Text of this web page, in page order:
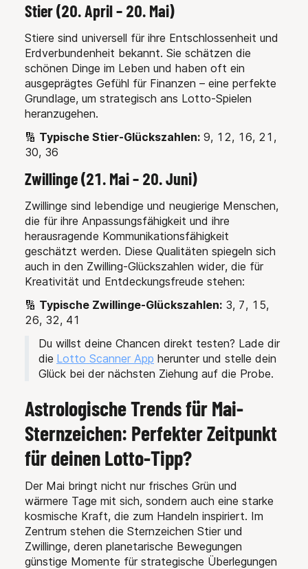
Stier (20. April – 20. Mai)
Stiere sind universell für ihre Entschlossenheit und
Erdverbundenheit bekannt. Sie schätzen die
schönen Dinge im Leben und haben oft ein
ausgeprägtes Gefühl für Finanzen – eine perfekte
Grundlage, um strategisch ans Lotto-Spielen
heranzugehen.
🔢 Typische Stier-Glückszahlen: 9, 12, 16, 21,
30, 36
Zwillinge (21. Mai – 20. Juni)
Zwillinge sind lebendige und neugierige Menschen,
die für ihre Anpassungsfähigkeit und ihre
herausragende Kommunikationsfähigkeit
geschätzt werden. Diese Qualitäten spiegeln sich
auch in den Zwilling-Glückszahlen wider, die für
Kreativität und Entdeckungsfreude stehen:
🔢 Typische Zwillinge-Glückszahlen: 3, 7, 15,
26, 32, 41
Du willst deine Chancen direkt testen? Lade dir
die Lotto Scanner App herunter und stelle dein
Glück bei der nächsten Ziehung auf die Probe.
Astrologische Trends für Mai-
Sternzeichen: Perfekter Zeitpunkt
für deinen Lotto-Tipp?
Der Mai bringt nicht nur frisches Grün und
wärmere Tage mit sich, sondern auch eine starke
kosmische Kraft, die zum Handeln inspiriert. Im
Zentrum stehen die Sternzeichen Stier und
Zwillinge, deren planetarische Bewegungen
günstige Momente für strategische Überlegungen